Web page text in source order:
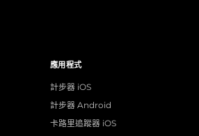
應用程式
計步器 iOS
計步器 Android
卡路里追蹤器 iOS